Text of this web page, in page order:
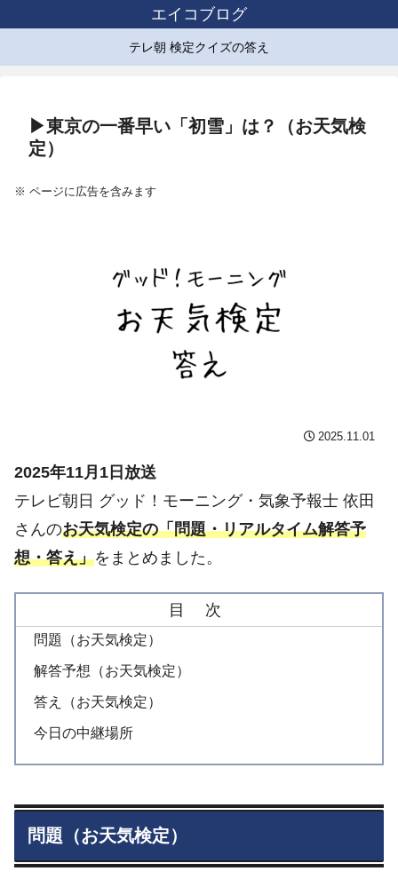
エイコブログ
テレ朝 検定クイズの答え
▶東京の一番早い「初雪」は？（お天気検
定）
※ ページに広告を含みます
2025.11.01
2025年11月1日放送
テレビ朝日 グッド！モーニング・気象予報士 依田
さんのお天気検定の「問題・リアルタイム解答予
想・答え」をまとめました。
目 次
問題（お天気検定）
解答予想（お天気検定）
答え（お天気検定）
今日の中継場所
問題（お天気検定）